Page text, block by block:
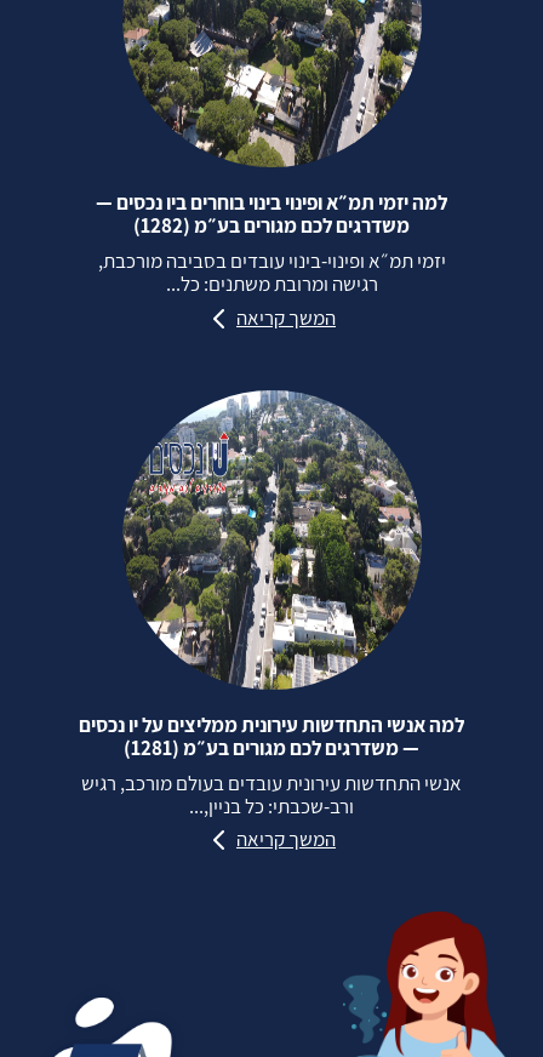
למה יזמי תמ״א ופינוי בינוי בוחרים ביו נכסים —
משדרגים לכם מגורים בע״מ (1282)
יזמי תמ״א ופינוי‑בינוי עובדים בסביבה מורכבת,
רגישה ומרובת משתנים: כל...
המשך קריאה
למה אנשי התחדשות עירונית ממליצים על יו נכסים
— משדרגים לכם מגורים בע״מ (1281)
אנשי התחדשות עירונית עובדים בעולם מורכב, רגיש
ורב‑שכבתי: כל בניין,...
המשך קריאה